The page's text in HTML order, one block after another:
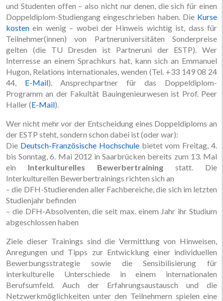
und Studenten offen – also nicht nur denen, die sich für einen
Doppeldiplom-Studiengang eingeschrieben haben. Die Kurse
kostenein wenig – wobei der Hinweis wichtig ist, dass für
Teilnehmer(innen) von Partneruniversitäten Sonderpreise
gelten (die TU Dresden ist Partneruni der ESTP). Wer
Interresse an einem Sprachkurs hat, kann sich an Emmanuel
Hugon, Relations internationales, wenden (Tel. +33 149 08 24
44, E-Mail). Ansprechpartner für das Doppeldiplom-
Programm an der Fakultät Bauingenieurwesen ist Prof. Peer
Haller (E-Mail).
Wer nicht mehr vor der Entscheidung eines Doppeldiploms an
der ESTP steht, sondern schon dabei ist (oder war):
Die Deutsch-Französische Hochschulebietet vom Freitag, 4.
bis Sonntag, 6. Mai 2012 in Saarbrücken bereits zum 13. Mal
ein Interkulturelles Bewerbertraining statt. Die
Interkulturellen Bewerbertrainings richten sich an
– die DFH-Studierenden aller Fachbereiche, die sich im letzten
Studienjahr befinden
– die DFH-Absolventen, die seit max. einem Jahr ihr Studium
abgeschlossen haben
Ziele dieser Trainings sind die Vermittlung von Hinweisen,
Anregungen und Tipps zur Entwicklung einer individuellen
Bewerbungsstrategie sowie die Sensibilisierung für
interkulturelle Unterschiede in einem internationalen
Berufsumfeld. Auch der Erfahrungsaustausch und die
Netzwerkmöglichkeiten unter den Teilnehmern spielen eine